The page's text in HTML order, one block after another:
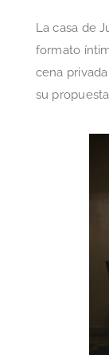
La casa de
formato
cena
su